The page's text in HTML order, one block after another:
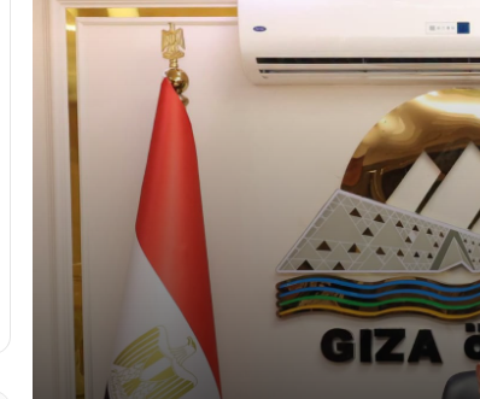
النائب سامي سوس عضو مجلس النواب عن
سوهاج المراغة حزب مستقبل وطن يتقدم
بخالص التهاني والشكر لفخامة الرئيس عبد
الفتاح السيسي رئيس الجمهورية
مصدر مطلع: مشاركة مصر في التحالف
البحري متعدد الجنسيات قيد الدراسة
زلزال الفجر.. وزيرة التضامن توجه بتفعيل
خطة الطوارئ لفرق الإغاثة بالمحافظات فور
شعور المواطنين بالهزة الأرضية..
نقيب معلمين دير مو اس يتقدم بخالص
التهاني والشكر لفخامة الرئيس عبد الفتاح
السيسي رئيس الجمهورية